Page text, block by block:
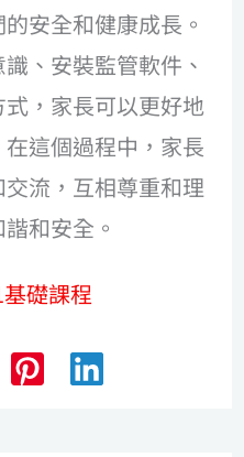
安全和健康成長。
、安裝監管軟件、
，家長可以更好地
這個過程中，家長
流，互相尊重和理
和安全。